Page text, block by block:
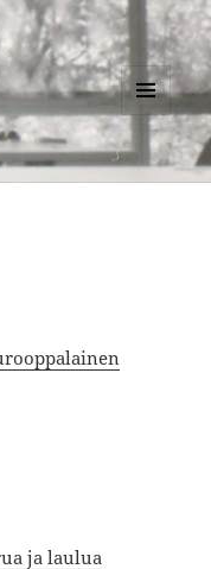
VALIKKO
JA
VIMPAIMET
ja laulua